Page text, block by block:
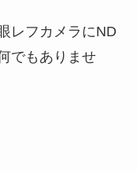
レフカメラにND
でもありませ